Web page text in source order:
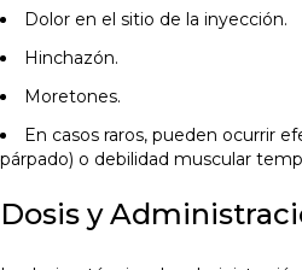
Dolor en el sitio de la inyección.
Hinchazón.
Moretones.
En casos raros, pueden ocurrir
párpado) o debilidad muscular
Dosis y